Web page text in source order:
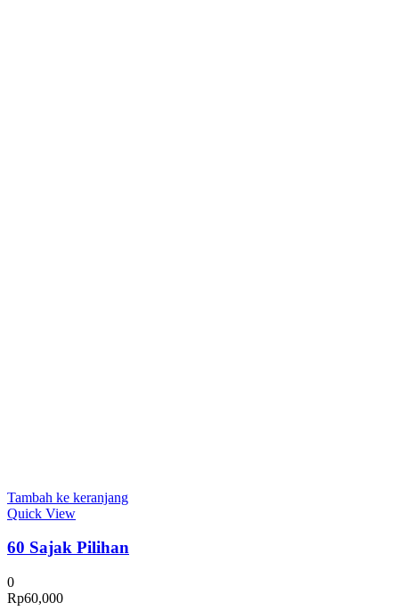
Tambah ke keranjang
Quick View
60 Sajak Pilihan
0
Rp60,000